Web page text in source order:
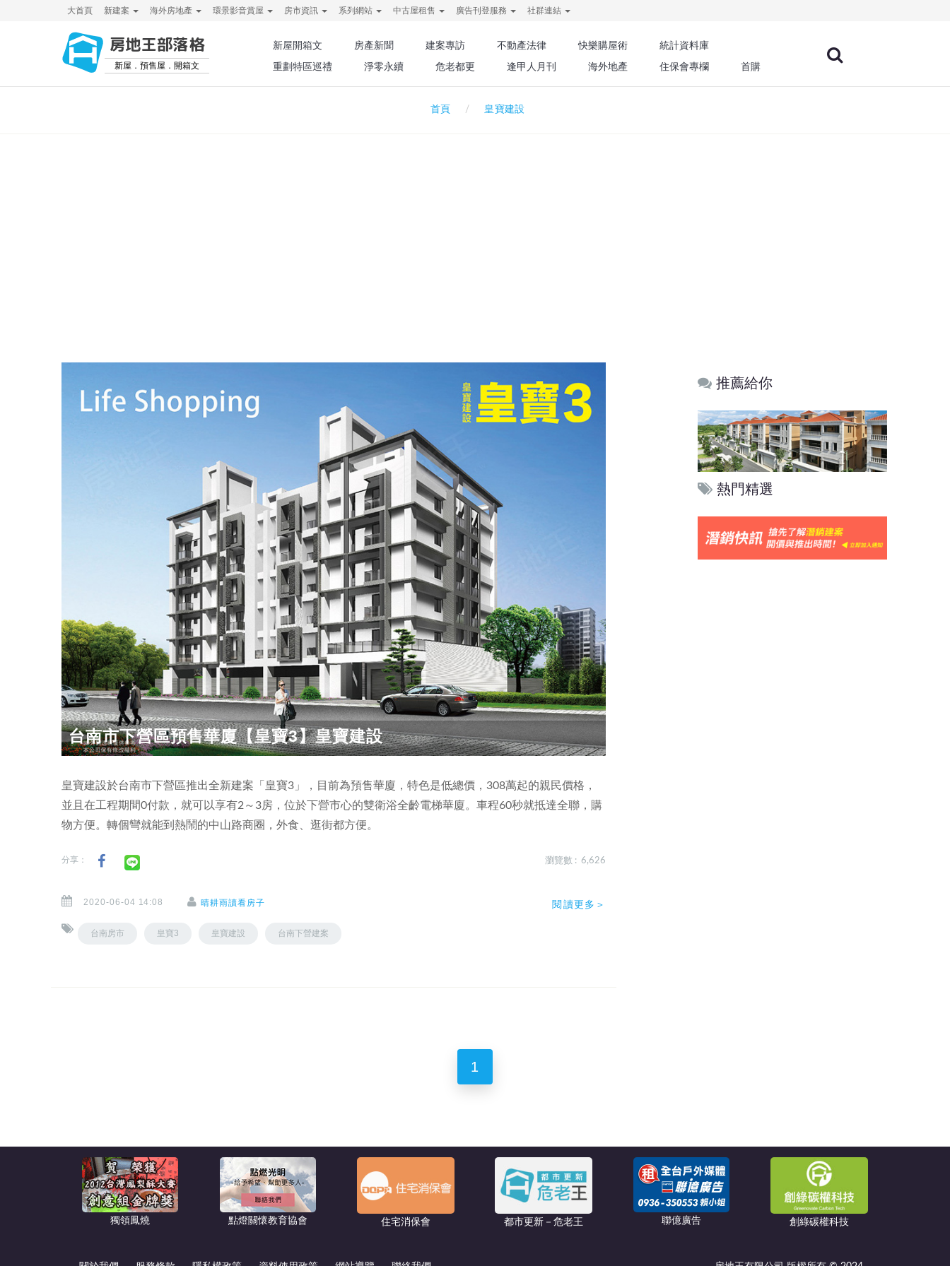
大首頁 新建案 海外房地產 環景影音賞屋 房市資訊 系列網站 中古屋租售 廣告刊登服務 社群連結
房地王部落格
新屋．預售屋．開箱文
新屋開箱文 房產新聞 建案專訪 不動產法律 快樂購屋術
統計資料庫
重劃特區巡禮
淨零永續 危老都更 逢甲人月刊 海外地產 住保會專欄 首購
首頁 皇寶建設
台南市下營區預售華廈【皇寶3】皇寶建設
皇寶建設於台南市下營區推出全新建案「皇寶3」，目前為預售華廈，特色是低總價，308萬起的親民價格，
並且在工程期間0付款，就可以享有2～3房，位於下營市心的雙衛浴全齡電梯華廈。車程60秒就抵達全聯，購
物方便。轉個彎就能到熱鬧的中山路商圈，外食、逛街都方便。
分享： 瀏覽數 : 6,626
2020-06-04 14:08 晴耕雨讀看房子
台南房市 皇寶3 皇寶建設 台南下營建案
閱讀更多＞
推薦給你
熱門精選
1
獨領鳳燒 點燈關懷教育協會 住宅消保會 都市更新－危老王 聯億廣告 創綠碳權科技